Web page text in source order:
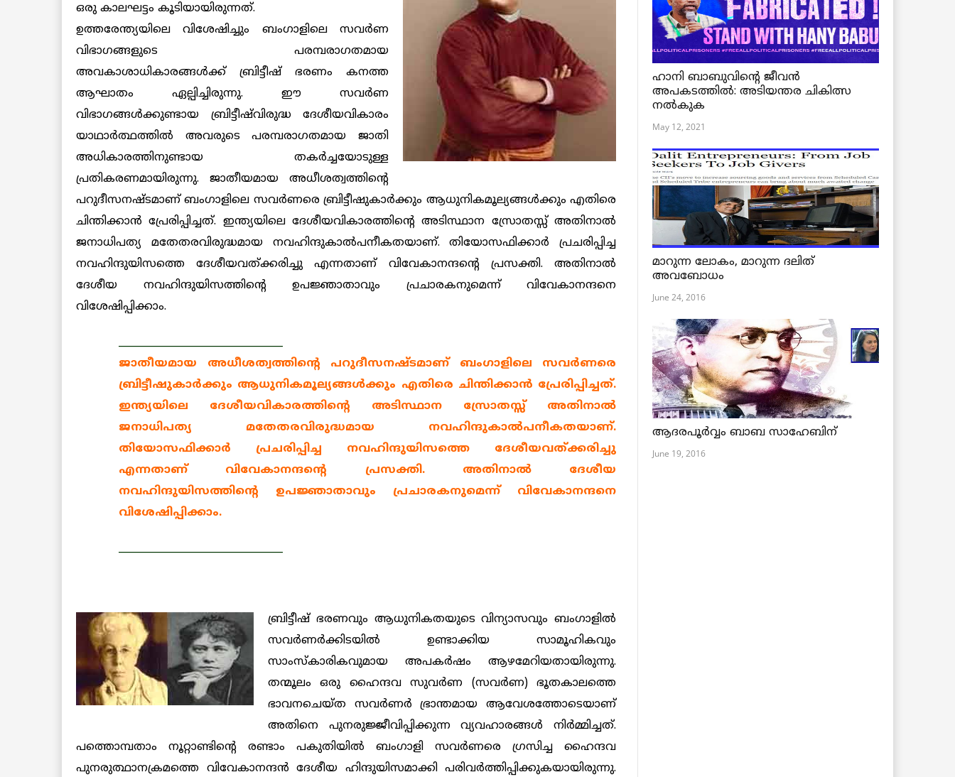
ഒരു കാലഘട്ടം കൂടിയായിരുന്നത്.
ഉത്തരേന്ത്യയിലെ വിശേഷിച്ചും ബംഗാളിലെ സവര്‍ണ
വിഭാഗങ്ങളുടെ പരമ്പരാഗതമായ
അവകാശാധികാരങ്ങള്‍ക്ക് ബ്രിട്ടീഷ് ഭരണം കനത്ത
ആഘാതം ഏല്പിച്ചിരുന്നു. ഈ സവര്‍ണ
വിഭാഗങ്ങള്‍ക്കുണ്ടായ ബ്രിട്ടീഷ്‌വിരുദ്ധ ദേശീയവികാരം
യാഥാര്‍ത്ഥത്തില്‍ അവരുടെ പരമ്പരാഗതമായ ജാതി
അധികാരത്തിനുണ്ടായ തകര്‍ച്ചയോടുള്ള
പ്രതികരണമായിരുന്നു. ജാതീയമായ അധീശത്വത്തിന്റെ
പറുദീസനഷ്ടമാണ് ബംഗാളിലെ സവര്‍ണരെ ബ്രിട്ടീഷുകാര്‍ക്കും ആധുനികമൂല്യങ്ങള്‍ക്കും എതിരെ
ചിന്തിക്കാന്‍ പ്രേരിപ്പിച്ചത്. ഇന്ത്യയിലെ ദേശീയവികാരത്തിന്റെ അടിസ്ഥാന സ്രോതസ്സ് അതിനാല്‍
ജനാധിപത്യ മതേതരവിരുദ്ധമായ നവഹിന്ദുകാല്‍പനീകതയാണ്. തിയോസഫിക്കാര്‍ പ്രചരിപ്പിച്ച
നവഹിന്ദുയിസത്തെ ദേശീയവത്ക്കരിച്ചു എന്നതാണ് വിവേകാനന്ദന്റെ പ്രസക്തി. അതിനാല്‍
ദേശീയ നവഹിന്ദുയിസത്തിന്റെ ഉപജ്ഞാതാവും പ്രചാരകനുമെന്ന് വിവേകാനന്ദനെ
വിശേഷിപ്പിക്കാം.
ജാതീയമായ അധീശത്വത്തിന്റെ പറുദീസനഷ്ടമാണ് ബംഗാളിലെ സവര്‍ണരെ
ബ്രിട്ടീഷുകാര്‍ക്കും ആധുനികമൂല്യങ്ങള്‍ക്കും എതിരെ ചിന്തിക്കാന്‍ പ്രേരിപ്പിച്ചത്.
ഇന്ത്യയിലെ ദേശീയവികാരത്തിന്റെ അടിസ്ഥാന സ്രോതസ്സ് അതിനാല്‍
ജനാധിപത്യ മതേതരവിരുദ്ധമായ നവഹിന്ദുകാല്‍പനീകതയാണ്.
തിയോസഫിക്കാര്‍ പ്രചരിപ്പിച്ച നവഹിന്ദുയിസത്തെ ദേശീയവത്ക്കരിച്ചു
എന്നതാണ് വിവേകാനന്ദന്റെ പ്രസക്തി. അതിനാല്‍ ദേശീയ
നവഹിന്ദുയിസത്തിന്റെ ഉപജ്ഞാതാവും പ്രചാരകനുമെന്ന് വിവേകാനന്ദനെ
വിശേഷിപ്പിക്കാം.
ബ്രിട്ടീഷ് ഭരണവും ആധുനികതയുടെ വിന്യാസവും ബംഗാളില്‍
സവര്‍ണര്‍ക്കിടയില്‍ ഉണ്ടാക്കിയ സാമൂഹികവും
സാംസ്‌കാരികവുമായ അപകര്‍ഷം ആഴമേറിയതായിരുന്നു.
തന്മൂലം ഒരു ഹൈന്ദവ സുവര്‍ണ (സവര്‍ണ) ഭൂതകാലത്തെ
ഭാവനചെയ്ത സവര്‍ണര്‍ ഭ്രാന്തമായ ആവേശത്തോടെയാണ്
അതിനെ പുനരുജ്ജീവിപ്പിക്കുന്ന വ്യവഹാരങ്ങള്‍ നിര്‍മ്മിച്ചത്.
പത്തൊമ്പതാം നൂറ്റാണ്ടിന്റെ രണ്ടാം പകുതിയില്‍ ബംഗാളി സവര്‍ണരെ ഗ്രസിച്ച ഹൈന്ദവ
പുനരുത്ഥാനക്രമത്തെ വിവേകാനന്ദന്‍ ദേശീയ ഹിന്ദുയിസമാക്കി പരിവര്‍ത്തിപ്പിക്കുകയായിരുന്നു.
ഹാനി ബാബുവിന്റെ ജീവൻ
അപകടത്തിൽ: അടിയന്തര ചികിത്സ
നൽകുക
May 12, 2021
മാറുന്ന ലോകം, മാറുന്ന ദലിത്
അവബോധം
June 24, 2016
ആദരപൂര്‍വ്വം ബാബ സാഹേബിന്
June 19, 2016